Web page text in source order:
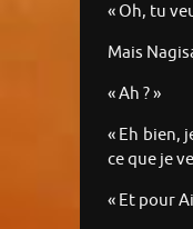
« Oh, tu
Mais
« Ah ? »
« Eh bien,
ce que je
« Et pour